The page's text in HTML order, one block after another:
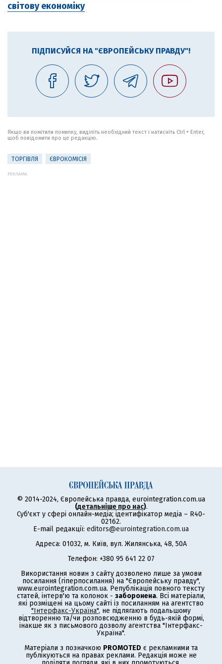
світову економіку
ПІДПИСУЙСЯ НА "ЄВРОПЕЙСЬКУ ПРАВДУ"!
Якщо ви помітили помилку, виділіть необхідний текст і натисніть Ctrl + Enter,
щоб повідомити про це редакцію.
ТОРГІВЛЯ ЄВРОКОМІСІЯ
РЕКЛАМА:
© 2014-2024, Європейська правда, eurointegration.com.ua
(детальніше про нас).
Суб'єкт у сфері онлайн-медіа; ідентифікатор медіа – R40-
02162.
E-mail редакції: editors@eurointegration.com.ua
Адреса: 01032, м. Київ, вул. Жилянська, 48, 50А
Телефон: +380 95 641 22 07
Використання новин з сайту дозволено лише за умови
посилання (гіперпосилання) на "Європейську правду",
www.eurointegration.com.ua. Републікація повного тексту
статей, інтерв'ю та колонок - заборонена. Всі матеріали,
які розміщені на цьому сайті із посиланням на агентство
"Інтерфакс-Україна", не підлягають подальшому
відтворенню та/чи розповсюдженню в будь-якій формі,
інакше як з письмового дозволу агентства "Інтерфакс-
Україна".
Матеріали з позначкою PROMOTED є рекламними та
публікуються на правах реклами. Редакція може не